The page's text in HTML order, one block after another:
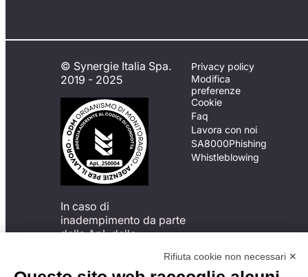
© Synergie Italia Spa.
2019 - 2025
In caso di
inadempimento da parte
della ApL delle
del Codice di Condotta, è
Privacy policy
Modifica
preferenze
Cookie
Faq
Lavora con noi
SA8000Phishing
Whistleblowing
Rifiuta cookie non necessari ✕